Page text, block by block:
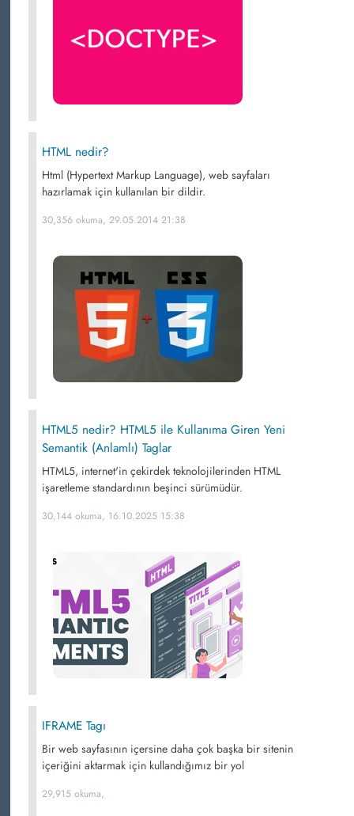
HTML nedir?
Html (Hypertext Markup Language), web sayfaları
hazırlamak için kullanılan bir dildir.
30,356 okuma, 29.05.2014 21:38
HTML5 nedir? HTML5 ile Kullanıma Giren Yeni
Semantik (Anlamlı) Taglar
HTML5, internet'in çekirdek teknolojilerinden HTML
işaretleme standardının beşinci sürümüdür.
30,144 okuma, 16.10.2025 15:38
IFRAME Tagı
Bir web sayfasının içersine daha çok başka bir sitenin
içeriğini aktarmak için kullandığımız bir yol
29,915 okuma,